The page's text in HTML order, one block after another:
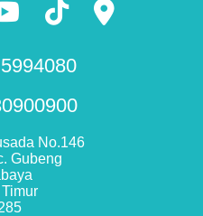
No.146
Gubeng